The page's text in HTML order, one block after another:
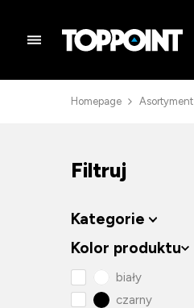
Homepage Asortyment
Filtruj
Kategorie
Kolor produktu
biały
czarny